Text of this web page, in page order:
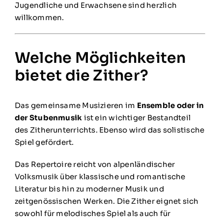
Jugendliche und Erwachsene sind herzlich
willkommen.
Welche Möglichkeiten
bietet die Zither?
Das gemeinsame Musizieren im Ensemble oder in
der Stubenmusik ist ein wichtiger Bestandteil
des Zitherunterrichts. Ebenso wird das solistische
Spiel gefördert.
Das Repertoire reicht von alpenländischer
Volksmusik über klassische und romantische
Literatur bis hin zu moderner Musik und
zeitgenössischen Werken. Die Zither eignet sich
sowohl für melodisches Spiel als auch für